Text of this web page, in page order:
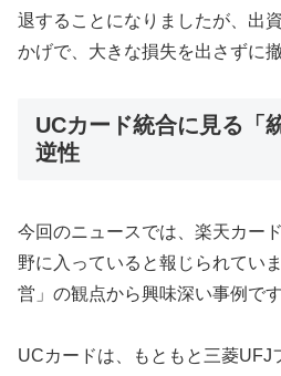
退することになりましたが、出
かげで、大きな損失を出さずに
UCカード統合に見る「
逆性
今回のニュースでは、楽天カー
野に入っていると報じられてい
営」の観点から興味深い事例です
UCカードは、もともと三菱UFJ